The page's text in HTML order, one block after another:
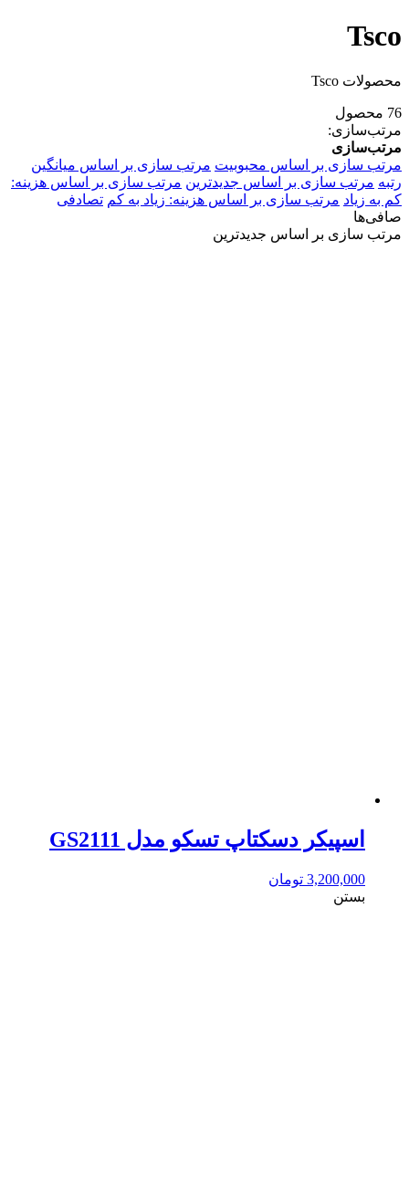
Tsco
محصولات Tsco
76 محصول
مرتب‌سازی:
مرتب‌سازی
مرتب سازی بر اساس محبوبیت مرتب سازی بر اساس میانگین
رتبه مرتب سازی بر اساس جدیدترین مرتب سازی بر اساس هزینه:
کم به زیاد مرتب سازی بر اساس هزینه: زیاد به کم تصادفی
صافی‌ها
مرتب سازی بر اساس جدیدترین
اسپیکر دسکتاپ تسکو مدل GS2111
3,200,000 تومان
بستن